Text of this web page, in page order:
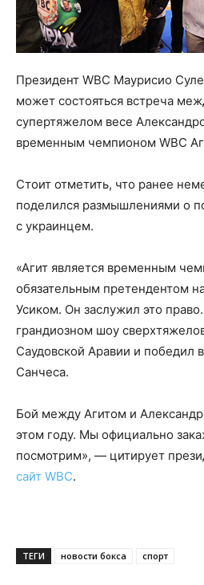
Президент WBC Маурисио
может состояться встреча
супертяжелом весе
временным чемпионом WBC
Стоит отметить, что ранее
поделился размышлениями о
с украинцем.
«Агит является временным
обязательным претендентом
Усиком. Он заслужил это
грандиозном шоу
Саудовской Аравии и победил
Санчеса.
Бой между Агитом и
этом году. Мы официально
посмотрим», — цитирует
сайт WBC.
ТЕГИ новости бокса спорт